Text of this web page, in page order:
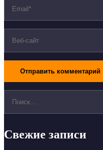
Свежие записи